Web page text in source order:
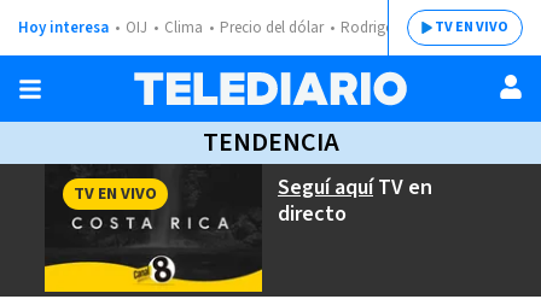
Hoy interesa OIJ Clima Precio del dólar Rodrigo ChavesTV EN VIVO
TENDENCIA
Seguí aquíTV en
directo
TV EN VIVO